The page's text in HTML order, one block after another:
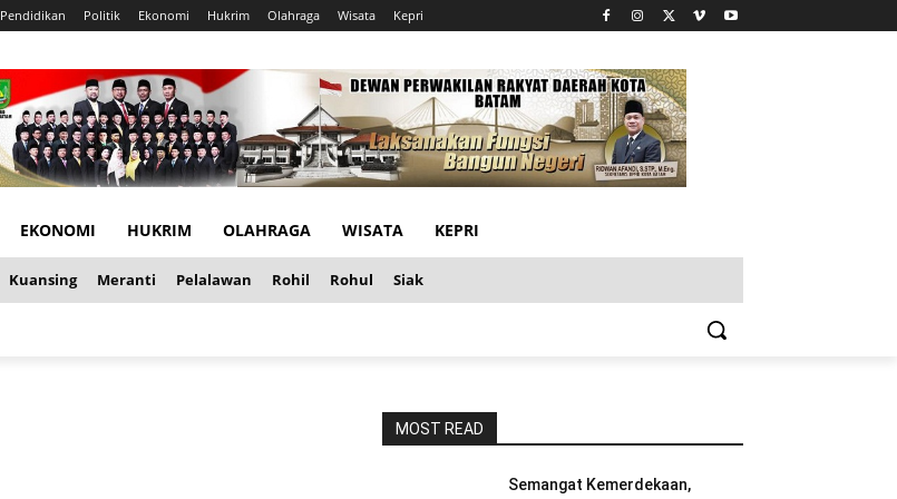
Pendidikan Politik Ekonomi Hukrim Olahraga Wisata Kepri
EKONOMI HUKRIM OLAHRAGA WISATA KEPRI
Kuansing Meranti Pelalawan Rohil Rohul Siak
MOST READ
Semangat Kemerdekaan,